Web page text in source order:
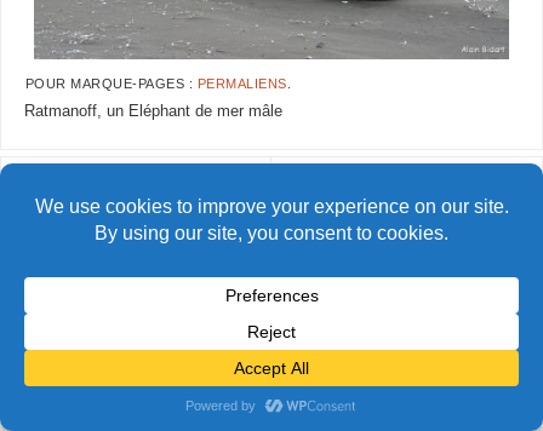
POUR MARQUE-PAGES : PERMALIENS
Ratmanoff, un Eléphant de mer mâle
© Alain Bidart (2026) - Tous droits réservés
FIÈREMENT PROPULSÉ PARPARABOLA